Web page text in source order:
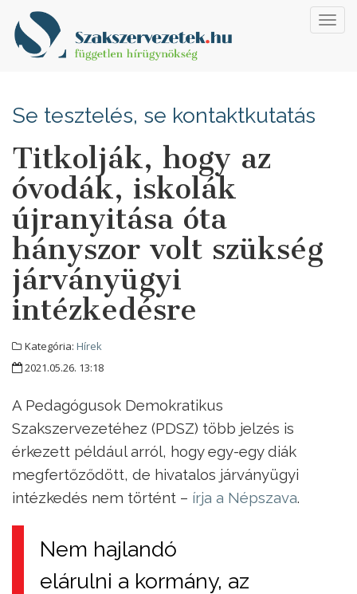
Se tesztelés, se kontaktkutatás
Titkolják, hogy az
óvodák, iskolák
újranyitása óta
hányszor volt szükség
járványügyi
intézkedésre
Kategória: Hírek
2021.05.26. 13:18
A Pedagógusok Demokratikus
Szakszervezetéhez (PDSZ) több jelzés is
érkezett például arról, hogy egy-egy diák
megfertőződött, de hivatalos járványügyi
intézkedés nem történt – írja a Népszava.
Nem hajlandó
elárulni a kormány, az